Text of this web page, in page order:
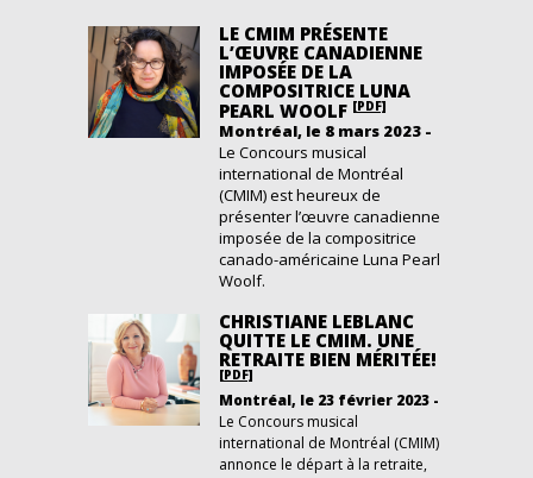
LE CMIM PRÉSENTE
L’ŒUVRE CANADIENNE
IMPOSÉE DE LA
COMPOSITRICE LUNA
PEARL WOOLF [PDF]
Montréal, le 8 mars 2023 -
Le Concours musical
international de Montréal
(CMIM) est heureux de
présenter l’œuvre canadienne
imposée de la compositrice
canado-américaine Luna Pearl
Woolf.
CHRISTIANE LEBLANC
QUITTE LE CMIM. UNE
RETRAITE BIEN MÉRITÉE!
[PDF]
Montréal, le 23 février 2023 -
Le Concours musical
international de Montréal (CMIM)
annonce le départ à la retraite,